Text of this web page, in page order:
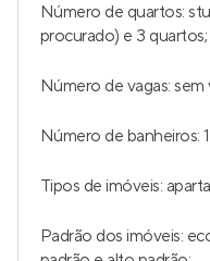
Número de quartos:
procurado) e 3 quartos;
Número de vagas: sem
Número de banheiros:
Tipos de imóveis:
Padrão dos imóveis: